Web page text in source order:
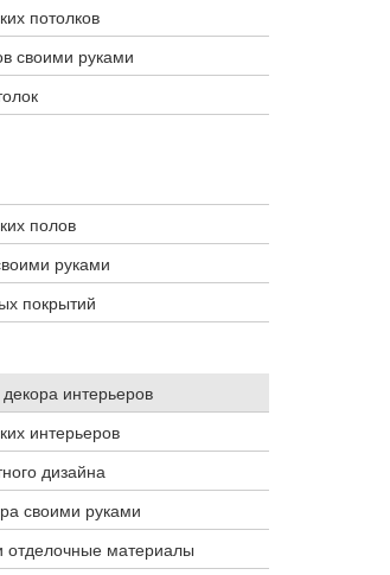
потолков
своими руками
полов
руками
покрытий
интерьеров
интерьеров
дизайна
своими руками
отделочные материалы